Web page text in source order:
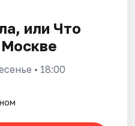
или Что
Москве
• 18:00